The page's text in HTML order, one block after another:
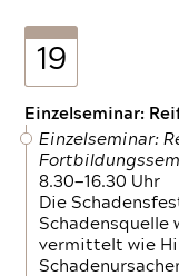
19
Einzelseminar:
Einzelseminar:
8.30—16.30 Uhr
Die
Schadensquelle
vermittelt wie